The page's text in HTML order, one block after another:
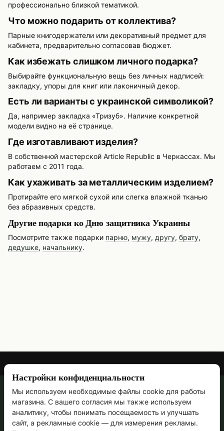
профессионально близкой тематикой.
Что можно подарить от коллектива?
Парные книгодержатели или декоративный предмет для
кабинета, предварительно согласовав бюджет.
Как избежать слишком личного подарка?
Выбирайте функциональную вещь без личных надписей:
закладку, упоры для книг или лаконичный декор.
Есть ли варианты с украинской символикой?
Да, например закладка «Тризуб». Наличие конкретной
модели видно на её странице.
Где изготавливают изделия?
В собственной мастерской Article Republic в Черкассах. Мы
работаем с 2011 года.
Как ухаживать за металлическим изделием?
Протирайте его мягкой сухой или слегка влажной тканью
без абразивных средств.
Другие подарки ко Дню защитника Украины
Посмотрите также подарки парню, мужу, другу, брату,
дедушке, начальнику.
067 473-69-90
Контактная информация
Полная версия сайта
Настройки конфиденциальности
Мы используем необходимые файлы cookie для работы
магазина. С вашего согласия мы также используем
аналитику, чтобы понимать посещаемость и улучшать
сайт, а рекламные cookie — для измерения рекламы.